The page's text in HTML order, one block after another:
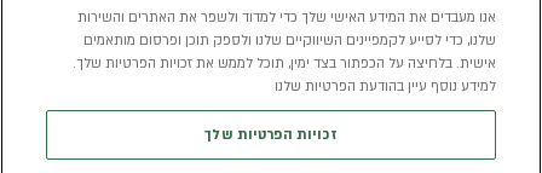
רכב חשמלי
הכל על רכב חשמלי
מדיניות פרטיות
תנאי שימוש
אנו מעבדים את המידע האישי שלך כדי למדוד ולשפר את האתרים והשירות
שלנו, כדי לסייע לקמפיינים השיווקיים שלנו ולספק תוכן ופרסום מותאמים
אישית. בלחיצה על הכפתור בצד ימין, תוכל לממש את זכויות הפרטיות שלך.
למידע נוסף עיין בהודעת הפרטיות שלנו
זכויות הפרטיות שלך